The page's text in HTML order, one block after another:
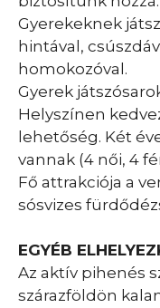
Gyerekeknek
hintával,
homokozóval.
Gyerek
Helyszínen
lehetőség. Két
vannak (4 női, 4
Fő attrakciója a
sósvizes
EGYÉB
Az aktív pihenés
szárazföldön